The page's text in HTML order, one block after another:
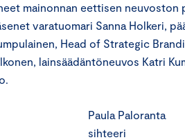
mainonnan eettisen neuvoston
varatuomari Sanna Holkeri,
Head of Strategic
lainsäädäntöneuvos Katri
Paloranta
sihteeri